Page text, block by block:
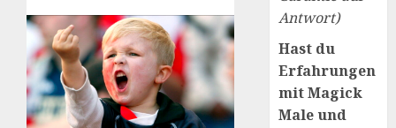
Antwort)
Hast du
Erfahrungen
mit Magick
Male und